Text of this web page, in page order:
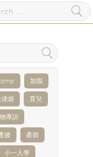
加固
佬袋 育兒
專訪
後 產前
小一入學